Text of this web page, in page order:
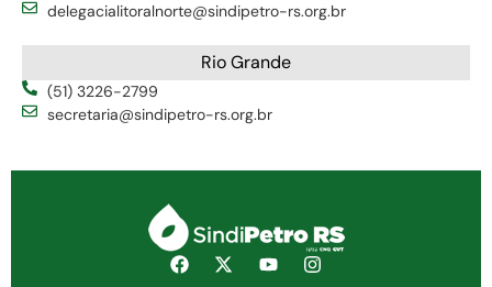
delegacialitoralnorte@sindipetro-rs.org.br
Rio Grande
(51) 3226-2799
secretaria@sindipetro-rs.org.br